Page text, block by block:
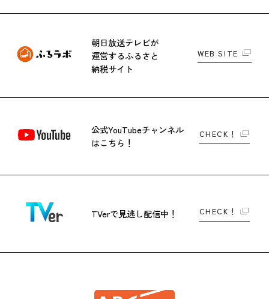
朝日放送テレビが
運営するふるさと
納税サイト
WEB SITE
公式YouTubeチャンネル
はこちら！
CHECK！
TVerで見逃し配信中！ CHECK！